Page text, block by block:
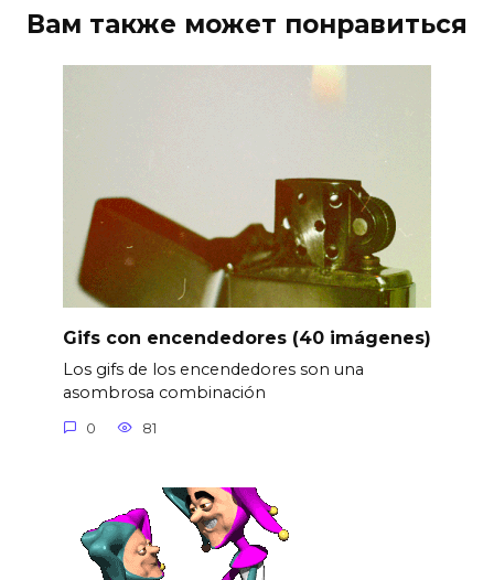
Вам также может понравиться
Gifs con encendedores (40 imágenes)
Los gifs de los encendedores son una
asombrosa combinación
0 81